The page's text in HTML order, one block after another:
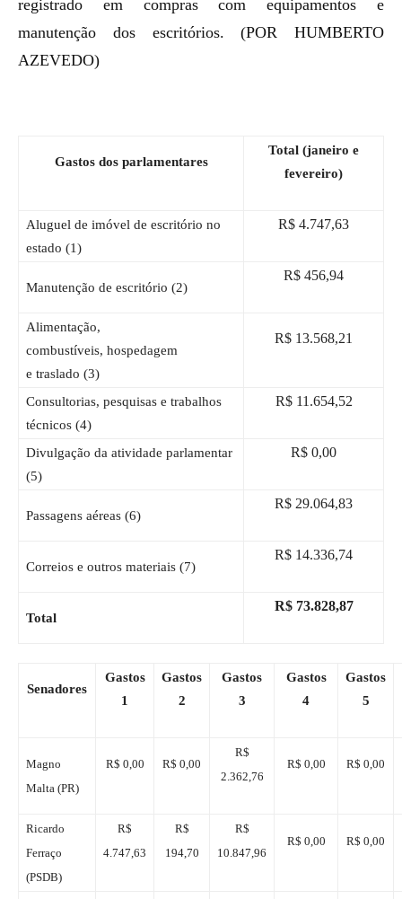
registrado em compras com equipamentos e
manutenção dos escritórios. (POR HUMBERTO
AZEVEDO)
Gastos dos parlamentares
Total (janeiro e
fevereiro)
Aluguel de imóvel de escritório no
estado (1)
R$ 4.747,63
Manutenção de escritório (2)
R$ 456,94
Alimentação,
combustíveis, hospedagem
e traslado (3)
R$ 13.568,21
Consultorias, pesquisas e trabalhos
técnicos (4)
R$ 11.654,52
Divulgação da atividade parlamentar
(5)
R$ 0,00
Passagens aéreas (6)
R$ 29.064,83
Correios e outros materiais (7)
R$ 14.336,74
Total
R$ 73.828,87
Senadores
Gastos
1
Gastos
2
Gastos
3
Gastos
4
Gastos
5
Magno
Malta (PR)
R$ 0,00 R$ 0,00
R$
2.362,76
R$ 0,00 R$ 0,00
Ricardo
Ferraço
(PSDB)
R$
4.747,63
R$
194,70
R$
10.847,96
R$ 0,00 R$ 0,00